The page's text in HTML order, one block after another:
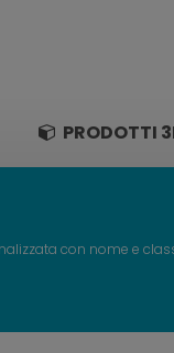
PRODOTTI
con nome e